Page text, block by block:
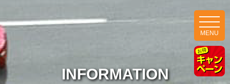
MENU
INFORMATION